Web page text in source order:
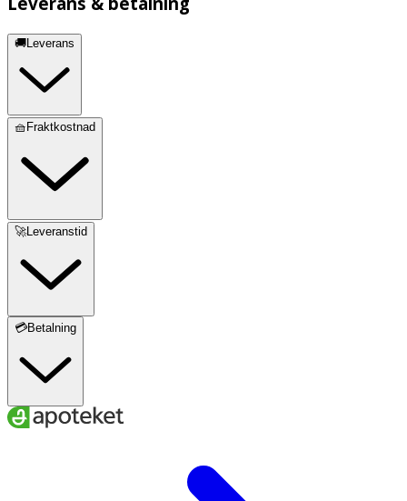
🚚Leverans
🧺Fraktkostnad
🚀Leveranstid
💳Betalning